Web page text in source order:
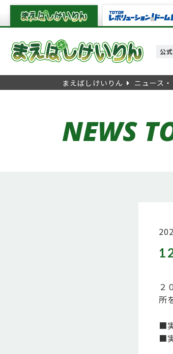
公
まえばしけいりん ニュース
NEWS
２
所
■
■